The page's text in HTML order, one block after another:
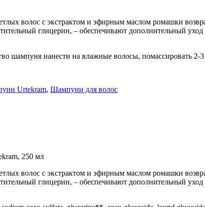
волос с экстрактом и эфирным маслом ромашки
глицерин, – обеспечивают дополнительный
шампуня нанести на влажные волосы, помассировать
Urtekram, Шампуни для волос
250 мл
волос с экстрактом и эфирным маслом ромашки
глицерин, – обеспечивают дополнительный